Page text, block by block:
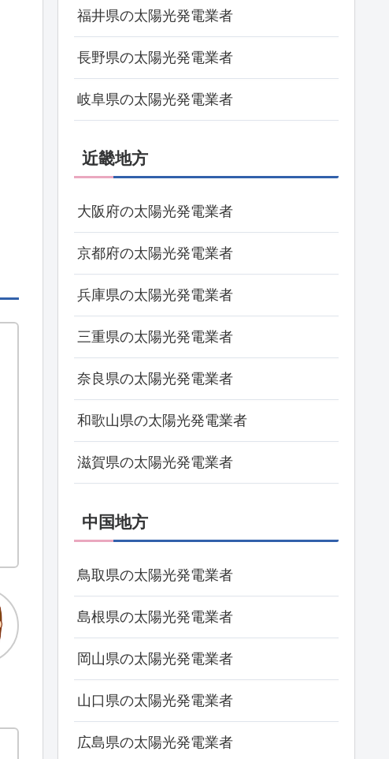
福井県の太陽光発電業者
長野県の太陽光発電業者
岐阜県の太陽光発電業者
近畿地方
大阪府の太陽光発電業者
京都府の太陽光発電業者
兵庫県の太陽光発電業者
三重県の太陽光発電業者
奈良県の太陽光発電業者
和歌山県の太陽光発電業者
滋賀県の太陽光発電業者
中国地方
鳥取県の太陽光発電業者
島根県の太陽光発電業者
岡山県の太陽光発電業者
山口県の太陽光発電業者
広島県の太陽光発電業者